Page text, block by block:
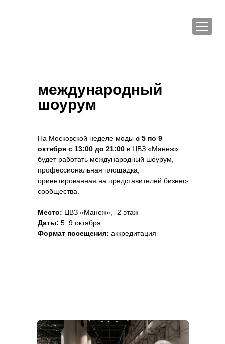
международный
шоурум
На Московской неделе моды с 5 по 9
октября с 13:00 до 21:00 в ЦВЗ «Манеж»
будет работать международный шоурум,
профессиональная площадка,
ориентированная на представителей бизнес-
сообщества.
Место: ЦВЗ «Манеж», -2 этаж
Даты: 5−9 октября
Формат посещения: аккредитация